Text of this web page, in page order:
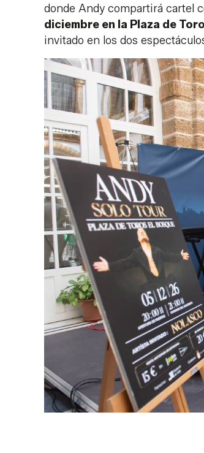
donde Andy compartirá cartel
diciembre en la Plaza de
invitado en los dos